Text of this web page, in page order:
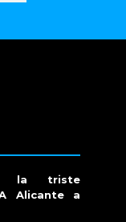
la triste
Alicante a